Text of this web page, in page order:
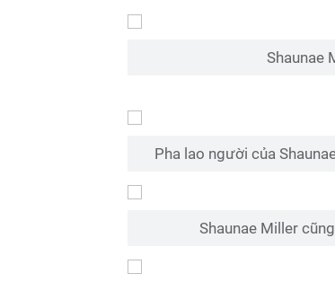
Shaunae
Pha lao người của
Shaunae Miller